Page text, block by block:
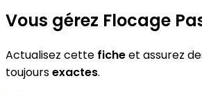
Vous gérez Flocage
Actualisez cette ficheet assurez
toujoursexactes.